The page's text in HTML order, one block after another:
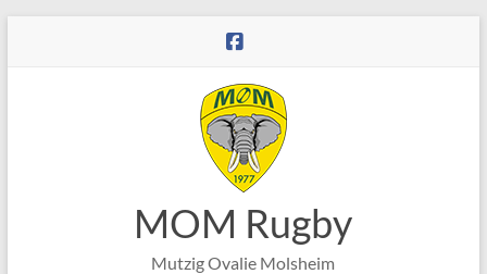
MOM Rugby
Mutzig Ovalie Molsheim